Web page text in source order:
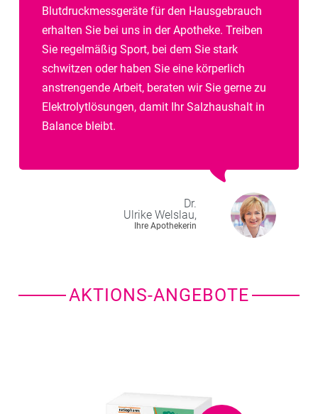
Blutdruckmessgeräte für den Hausgebrauch
erhalten Sie bei uns in der Apotheke. Treiben
Sie regelmäßig Sport, bei dem Sie stark
schwitzen oder haben Sie eine körperlich
anstrengende Arbeit, beraten wir Sie gerne zu
Elektrolytlösungen, damit Ihr Salzhaushalt in
Balance bleibt.
Dr.
Ulrike Welslau,
Ihre Apothekerin
AKTIONS-ANGEBOTE